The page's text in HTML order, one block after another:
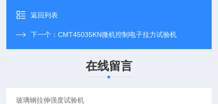
返回列表
下一个：CMT45035KN微机控制电子拉力试验机
在线留言